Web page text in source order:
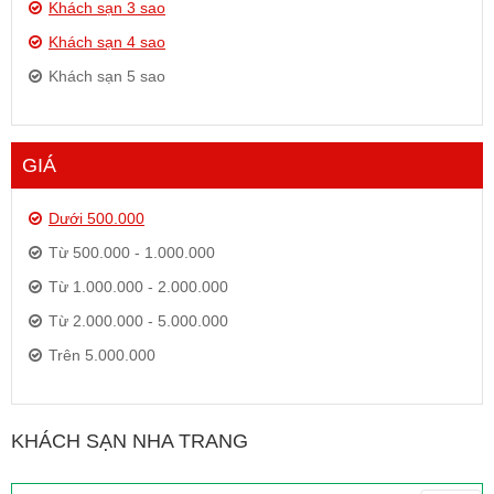
KHÁCH SẠN NHA TRANG
Khách sạn 3 sao
Khách sạn 4 sao
Khách sạn 5 sao
GIÁ
Dưới 500.000
Từ 500.000 - 1.000.000
Từ 1.000.000 - 2.000.000
Từ 2.000.000 - 5.000.000
Trên 5.000.000